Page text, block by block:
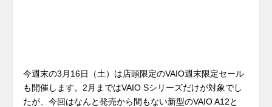
今週末の3月16日（土）は店頭限定のVAIO週末限定セール
も開催します。2月まではVAIO Sシリーズだけが対象でし
たが、今回はなんと発売から間もない新型のVAIO A12と